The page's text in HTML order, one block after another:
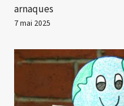
arnaques
7 mai 2025